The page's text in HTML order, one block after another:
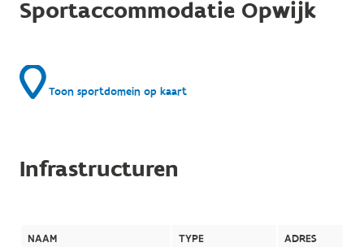
Sportaccommodatie Opwijk
Toon sportdomein op kaart
Infrastructuren
NAAM TYPE ADRES